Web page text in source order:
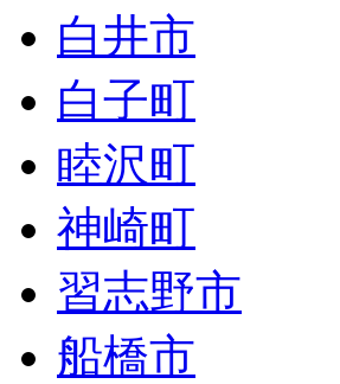
白井市
白子町
睦沢町
神崎町
習志野市
船橋市